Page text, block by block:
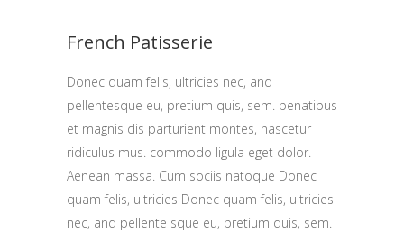
French Patisserie
Donec quam felis, ultricies nec, and
pellentesque eu, pretium quis, sem. penatibus
et magnis dis parturient montes, nascetur
ridiculus mus. commodo ligula eget dolor.
Aenean massa. Cum sociis natoque Donec
quam felis, ultricies Donec quam felis, ultricies
nec, and pellente sque eu, pretium quis, sem.